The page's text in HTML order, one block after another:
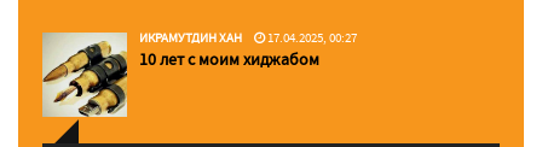
ИКРАМУТДИН ХАН 17.04.2025, 00:27
10 лет с моим хиджабом